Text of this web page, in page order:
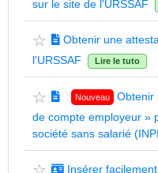
sur le site de l'URSSAF
☆
Obtenir une
l'URSSAF
Lire le tuto
☆ Nouveau
Obtenir
de compte employeur »
société sans salarié
Insérer